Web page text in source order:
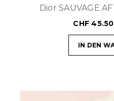
Dior SAUVAGE
CHF 45.50
IN DEN